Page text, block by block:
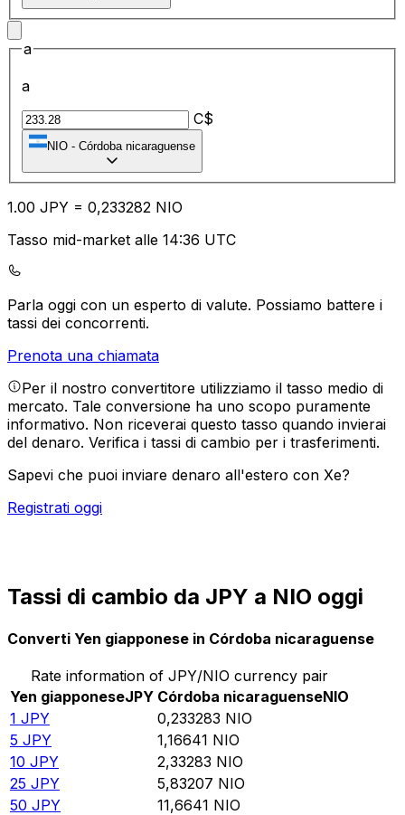
a
a
C$
NIO - Córdoba nicaraguense
1.00 JPY = 0,233282 NIO
Tasso mid-market alle 14:36 UTC
Parla oggi con un esperto di valute. Possiamo battere i
tassi dei concorrenti.
Prenota una chiamata
Per il nostro convertitore utilizziamo il tasso medio di
mercato. Tale conversione ha uno scopo puramente
informativo. Non riceverai questo tasso quando invierai
del denaro. Verifica i tassi di cambio per i trasferimenti.
Sapevi che puoi inviare denaro all'estero con Xe?
Registrati oggi
Tassi di cambio da JPY a NIO oggi
Converti Yen giapponese in Córdoba nicaraguense
Rate information of JPY/NIO currency pair
Yen giapponeseJPY Córdoba nicaraguenseNIO
1 JPY 0,233283 NIO
5 JPY 1,16641 NIO
10 JPY 2,33283 NIO
25 JPY 5,83207 NIO
50 JPY 11,6641 NIO